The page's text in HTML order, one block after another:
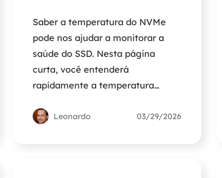
Saber a temperatura do NVMe
pode nos ajudar a monitorar a
saúde do SSD. Nesta página
curta, você entenderá
rapidamente a temperatura
obterá a melhor solução para
Leonardo 03/29/2026